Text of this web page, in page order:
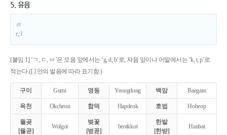
5. 유음
ㄹ
r, l
[붙임 1] ‘ㄱ, ㄷ, ㅂ’은 모음 앞에서는 ‘g, d, b’로, 자음 앞이나 어말에서는 ‘k, t, p’로
적는다.([ ] 안의 발음에 따라 표기함.)
구미 Gumi 영동 Yeongdong 백암 Baegam
옥천 Okcheon 합덕 Hapdeok 호법 Hobeop
월곶
[월곧]
Wolgot
벚꽃
[벋꼳]
beotkkot
한밭
[한받]
Hanbat